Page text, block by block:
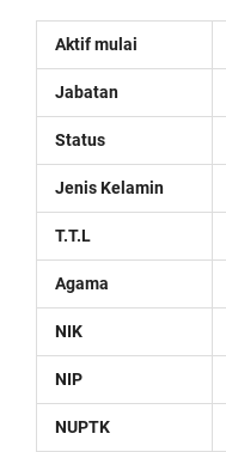
Aktif mulai
Jabatan
Status
Jenis Kelamin
T.T.L
Agama
NIK
NIP
NUPTK